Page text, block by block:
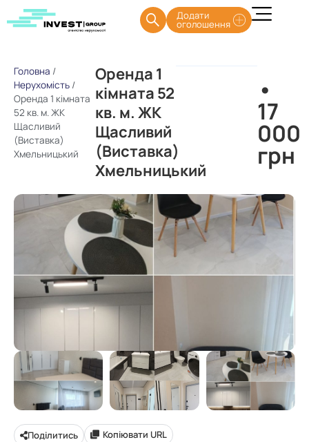
Додати
оголошення
Головна /
Нерухомість /
Оренда 1 кімната
52 кв. м. ЖК
Щасливий
(Виставка)
Хмельницький
Оренда 1
кімната 52
кв. м. ЖК
Щасливий
(Виставка)
Хмельницький
•
17
000
грн
Поділитись Копіювати URL